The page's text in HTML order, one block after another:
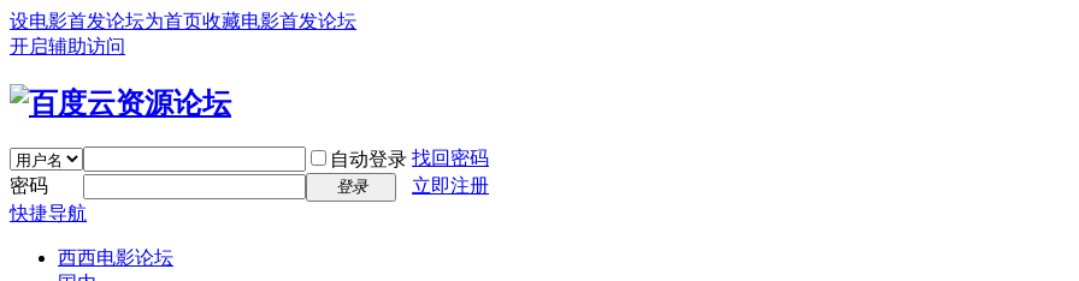
设电影首发论坛为首页收藏电影首发论坛
开启辅助访问
自动登录 找回密码
密码
登录
立即注册
快捷导航
西西电影论坛